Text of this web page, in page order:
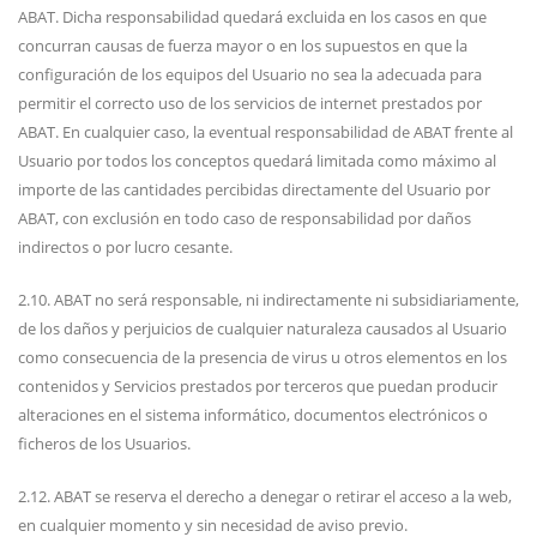
ABAT. Dicha responsabilidad quedará excluida en los casos en que
concurran causas de fuerza mayor o en los supuestos en que la
configuración de los equipos del Usuario no sea la adecuada para
permitir el correcto uso de los servicios de internet prestados por
ABAT. En cualquier caso, la eventual responsabilidad de ABAT frente al
Usuario por todos los conceptos quedará limitada como máximo al
importe de las cantidades percibidas directamente del Usuario por
ABAT, con exclusión en todo caso de responsabilidad por daños
indirectos o por lucro cesante.
2.10. ABAT no será responsable, ni indirectamente ni subsidiariamente,
de los daños y perjuicios de cualquier naturaleza causados al Usuario
como consecuencia de la presencia de virus u otros elementos en los
contenidos y Servicios prestados por terceros que puedan producir
alteraciones en el sistema informático, documentos electrónicos o
ficheros de los Usuarios.
2.12. ABAT se reserva el derecho a denegar o retirar el acceso a la web,
en cualquier momento y sin necesidad de aviso previo.